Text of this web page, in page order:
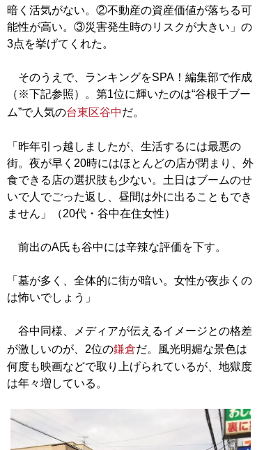
暗く活気がない。②不動産の資産価値が落ちる可
能性が高い。③災害発生時のリスクが大きい」の
3点を挙げてくれた。
そのうえで、ランキングをSPA！編集部で作成
（※下記参照）。第1位に輝いたのは“谷根千ブー
ム”で人気の台東区谷中だ。
「昨年引っ越しましたが、生活するには最悪の
街。夜が早く20時にはほとんどの店が閉まり、外
食できる店の選択肢も少ない。土日はブームのせ
いで人でごった返し、昼間は外に出ることもでき
ません」（20代・谷中在住女性）
前出のA氏も谷中には辛辣な評価を下す。
「墓が多く、全体的に街が暗い。女性が夜歩くの
は怖いでしょう」
谷中同様、メディアが伝えるイメージとの格差
が激しいのが、2位の鎌倉だ。風光明媚な景色は
何度も映画などで取り上げられているが、地獄度
は年々増している。